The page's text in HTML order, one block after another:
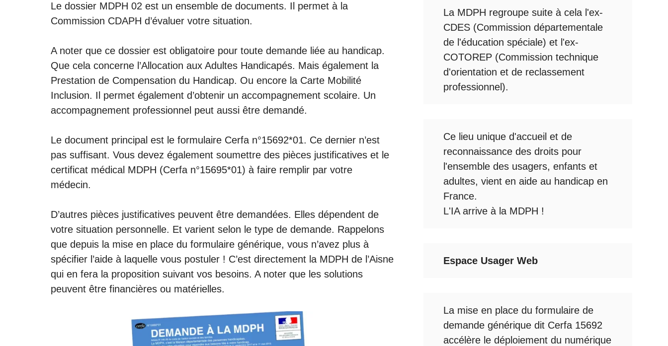
Le dossier MDPH 02 est un ensemble de documents. Il permet à la
Commission CDAPH d’évaluer votre situation.
A noter que ce dossier est obligatoire pour toute demande liée au handicap.
Que cela concerne l’Allocation aux Adultes Handicapés. Mais également la
Prestation de Compensation du Handicap. Ou encore la Carte Mobilité
Inclusion. Il permet également d’obtenir un accompagnement scolaire. Un
accompagnement professionnel peut aussi être demandé.
Le document principal est le formulaire Cerfa n°15692*01. Ce dernier n’est
pas suffisant. Vous devez également soumettre des pièces justificatives et le
certificat médical MDPH (Cerfa n°15695*01) à faire remplir par votre
médecin.
D’autres pièces justificatives peuvent être demandées. Elles dépendent de
votre situation personnelle. Et varient selon le type de demande. Rappelons
que depuis la mise en place du formulaire générique, vous n’avez plus à
spécifier l’aide à laquelle vous postuler ! C’est directement la MDPH de l’Aisne
qui en fera la proposition suivant vos besoins. A noter que les solutions
peuvent être financières ou matérielles.
La MDPH regroupe suite à cela l'ex-
CDES (Commission départementale
de l'éducation spéciale) et l'ex-
COTOREP (Commission technique
d'orientation et de reclassement
professionnel).
Ce lieu unique d'accueil et de
reconnaissance des droits pour
l'ensemble des usagers, enfants et
adultes, vient en aide au handicap en
France.
L'IA arrive à la MDPH !
Espace Usager Web
La mise en place du formulaire de
demande générique dit Cerfa 15692
accélère le déploiement du numérique